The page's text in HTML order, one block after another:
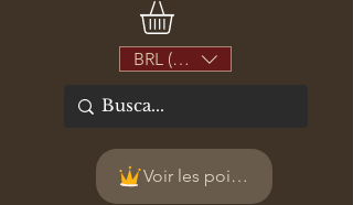
BRL (R$)
Voir les points